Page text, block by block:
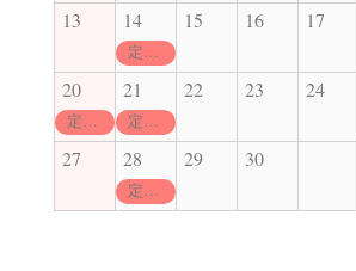
13 14
定休日
15 16 17
20
定休日
21
定休日
22 23 24
27 28
定休日
29 30